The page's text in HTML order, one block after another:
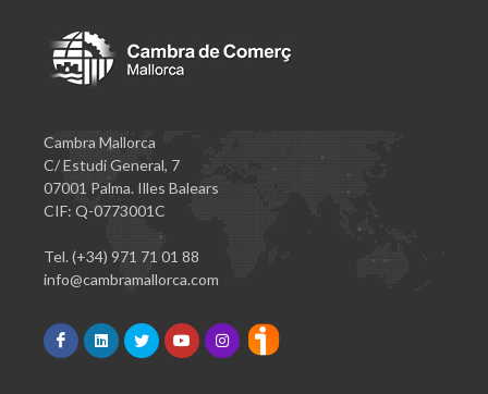
Cambra Mallorca
C/ Estudi General, 7
07001 Palma. Illes Balears
CIF: Q-0773001C
Tel. (+34) 971 71 01 88
info@cambramallorca.com